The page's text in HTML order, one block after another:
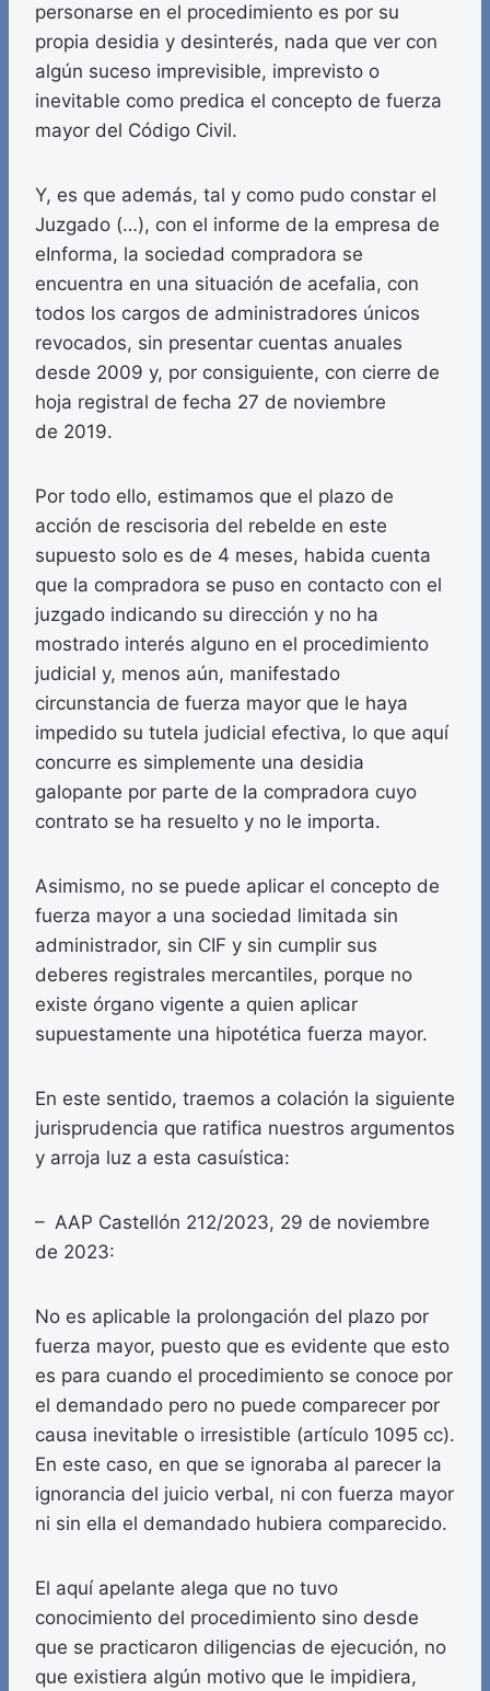
personarse en el procedimiento es por su
propia desidia y desinterés, nada que ver con
algún suceso imprevisible, imprevisto o
inevitable como predica el concepto de fuerza
mayor del Código Civil.
Y, es que además, tal y como pudo constar el
Juzgado (…), con el informe de la empresa de
eInforma, la sociedad compradora se
encuentra en una situación de acefalia, con
todos los cargos de administradores únicos
revocados, sin presentar cuentas anuales
desde 2009 y, por consiguiente, con cierre de
hoja registral de fecha 27 de noviembre
de 2019.
Por todo ello, estimamos que el plazo de
acción de rescisoria del rebelde en este
supuesto solo es de 4 meses, habida cuenta
que la compradora se puso en contacto con el
juzgado indicando su dirección y no ha
mostrado interés alguno en el procedimiento
judicial y, menos aún, manifestado
circunstancia de fuerza mayor que le haya
impedido su tutela judicial efectiva, lo que aquí
concurre es simplemente una desidia
galopante por parte de la compradora cuyo
contrato se ha resuelto y no le importa.
Asimismo, no se puede aplicar el concepto de
fuerza mayor a una sociedad limitada sin
administrador, sin CIF y sin cumplir sus
deberes registrales mercantiles, porque no
existe órgano vigente a quien aplicar
supuestamente una hipotética fuerza mayor.
En este sentido, traemos a colación la siguiente
jurisprudencia que ratifica nuestros argumentos
y arroja luz a esta casuística:
– AAP Castellón 212/2023, 29 de noviembre
de 2023:
No es aplicable la prolongación del plazo por
fuerza mayor, puesto que es evidente que esto
es para cuando el procedimiento se conoce por
el demandado pero no puede comparecer por
causa inevitable o irresistible (artículo 1095 cc).
En este caso, en que se ignoraba al parecer la
ignorancia del juicio verbal, ni con fuerza mayor
ni sin ella el demandado hubiera comparecido.
El aquí apelante alega que no tuvo
conocimiento del procedimiento sino desde
que se practicaron diligencias de ejecución, no
que existiera algún motivo que le impidiera,